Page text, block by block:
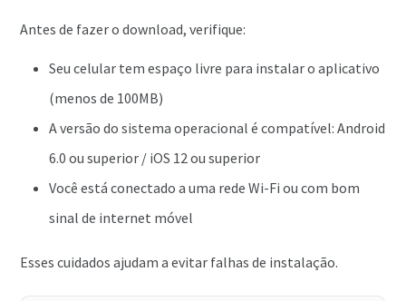
Antes de fazer o download, verifique:
Seu celular tem espaço livre para instalar o aplicativo
(menos de 100MB)
A versão do sistema operacional é compatível: Android
6.0 ou superior / iOS 12 ou superior
Você está conectado a uma rede Wi-Fi ou com bom
sinal de internet móvel
Esses cuidados ajudam a evitar falhas de instalação.